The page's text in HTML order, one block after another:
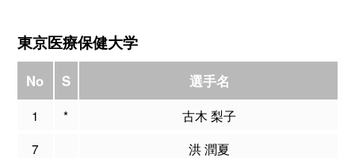
東京医療保健大学
No S 選手名
1 * 古木 梨子
7
洪 潤夏